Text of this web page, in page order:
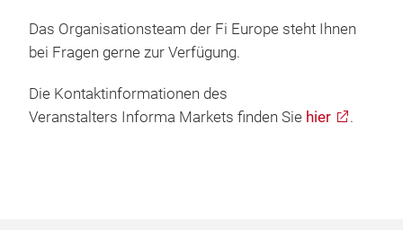
Das Organisationsteam der Fi Europe steht Ihnen
bei Fragen gerne zur Verfügung.
Die Kontaktinformationen des
Veranstalters Informa Markets finden Sie hier .